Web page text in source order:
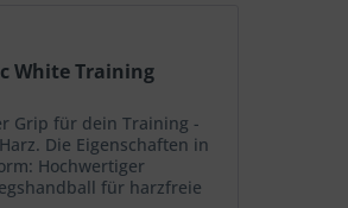
White Training
Grip für dein Training -
Die Eigenschaften in
Hochwertiger
für harzfreie